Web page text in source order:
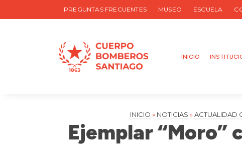
PREGUNTAS FRECUENTES MUSEO ESCUELA
INICIO
INICIO » NOTICIAS » ACTUALIDAD
Ejemplar “Moro”